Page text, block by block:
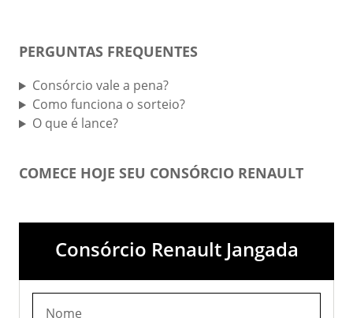
PERGUNTAS FREQUENTES
Consórcio vale a pena?
Como funciona o sorteio?
O que é lance?
COMECE HOJE SEU CONSÓRCIO RENAULT
Consórcio Renault Jangada